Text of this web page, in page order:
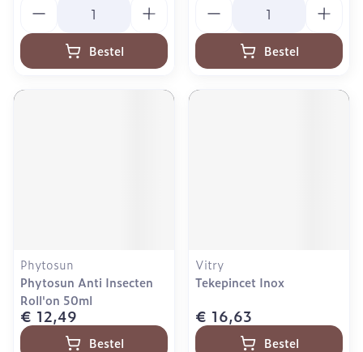
Bestel Bestel
Phytosun
Phytosun Anti Insecten
Roll'on 50ml
€ 12,49
Bestel
Vitry
Tekepincet Inox
€ 16,63
Bestel